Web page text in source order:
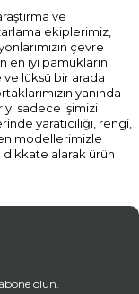
ve
ekiplerimiz,
çevre
en iyi pamuklarını
lüksü bir arada
yanında
sadece işimizi
yaratıcılığı, rengi,
modellerimizle
dikkate alarak ürün
olun.